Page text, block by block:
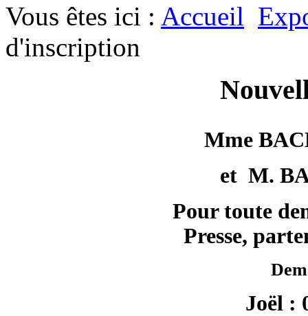
Vous êtes ici : Accueil
d'inscription
Mme
et M.
Pour toute
Presse,
Joël :